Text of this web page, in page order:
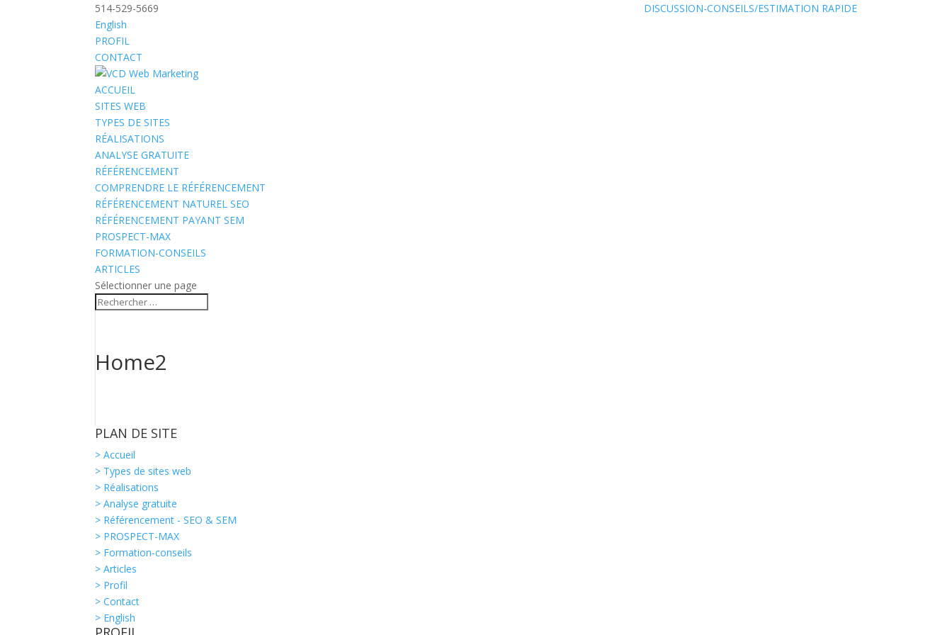
514-529-5669
DISCUSSION-CONSEILS/ESTIMATION RAPIDE
English
PROFIL
CONTACT
ACCUEIL
SITES WEB
TYPES DE SITES
RÉALISATIONS
ANALYSE GRATUITE
RÉFÉRENCEMENT
COMPRENDRE LE RÉFÉRENCEMENT
RÉFÉRENCEMENT NATUREL SEO
RÉFÉRENCEMENT PAYANT SEM
PROSPECT-MAX
FORMATION-CONSEILS
ARTICLES
Sélectionner une page
Home2
PLAN DE SITE
> Accueil
> Types de sites web
> Réalisations
> Analyse gratuite
> Référencement - SEO & SEM
> PROSPECT-MAX
> Formation-conseils
> Articles
> Profil
> Contact
> English